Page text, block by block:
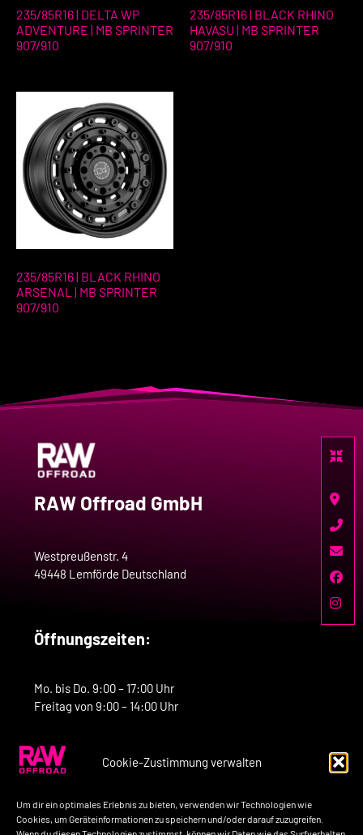
Cookie-Zustimmung verwalten
Um dir ein optimales Erlebnis zu bieten, verwenden wir Technologien wie
Cookies, um Geräteinformationen zu speichern und/oder darauf zuzugreifen.
235/85R16 | DELTA WP
ADVENTURE | MB SPRINTER
907/910
235/85R16 | BLACK RHINO
HAVASU | MB SPRINTER
907/910
235/85R16 | BLACK RHINO
ARSENAL | MB SPRINTER
907/910
RAW Offroad GmbH
Westpreußenstr. 4
49448 Lemförde Deutschland
Öffnungszeiten:
Mo. bis Do. 9:00 – 17:00 Uhr
Freitag von 9:00 – 14:00 Uhr
Kontakt:
Telefon: +49-160-7758517